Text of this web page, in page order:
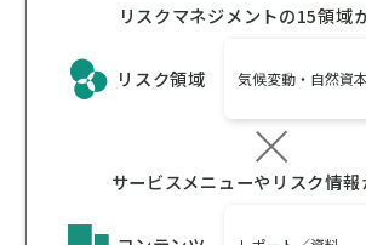
リスクマネジメントの15領域
リスク領域 気候変動・自然資
サービスメニューやリスク情